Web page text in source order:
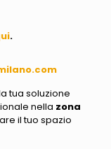
.
tua soluzione
nella zona
il tuo spazio